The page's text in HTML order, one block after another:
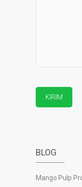
BLOG
Mango Pulp